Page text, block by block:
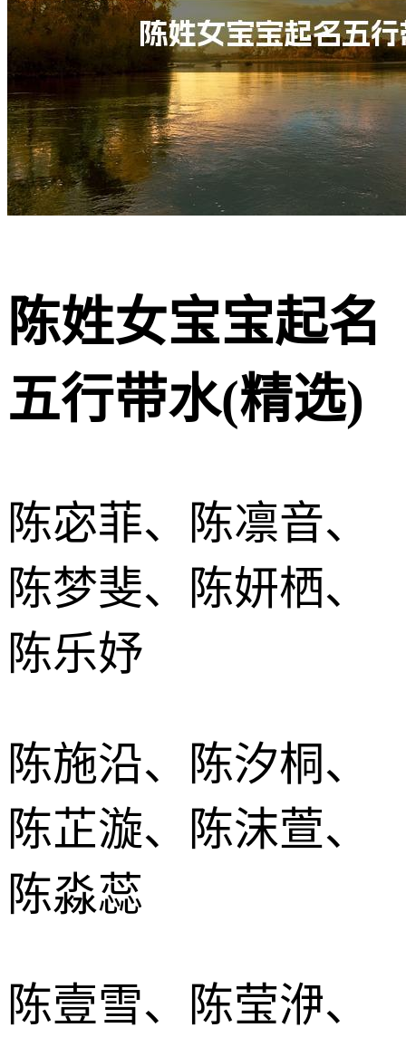
陈姓女宝宝起名
五行带水(精选)
陈宓菲、陈凛音、
陈梦斐、陈妍栖、
陈乐妤
陈施沿、陈汐桐、
陈芷漩、陈沫萱、
陈淼蕊
陈壹雪、陈莹洢、